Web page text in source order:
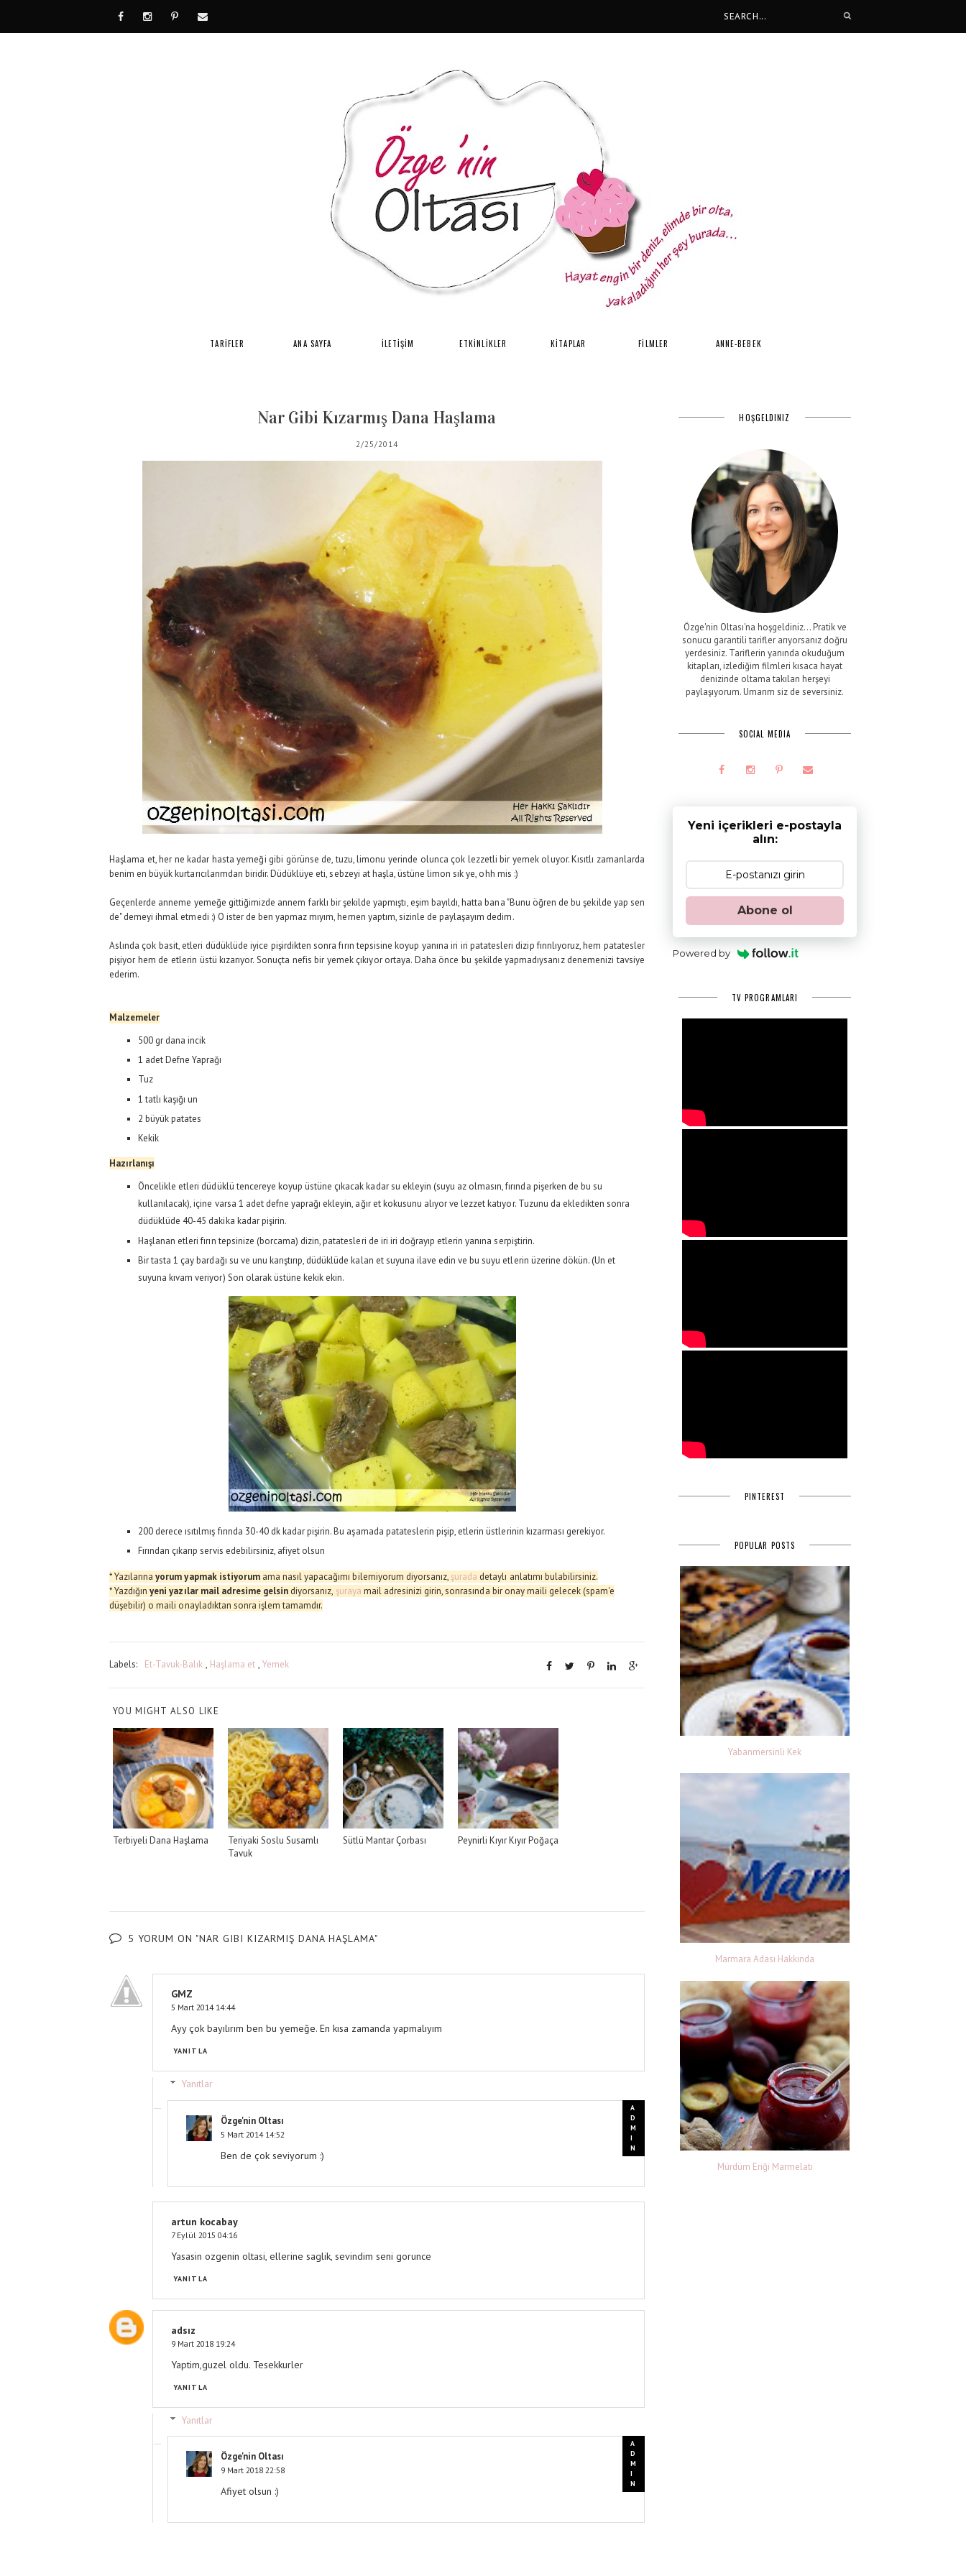
TARİFLER ANA SAYFA İLETİŞİM ETKİNLİKLER KİTAPLAR FİLMLER ANNE-BEBEK
Nar Gibi Kızarmış Dana Haşlama
2/25/2014
Haşlama et, her ne kadar hasta yemeği gibi görünse de, tuzu, limonu yerinde olunca çok lezzetli bir yemek oluyor. Kısıtlı zamanlarda
benim en büyük kurtarıcılarımdan biridir. Düdüklüye eti, sebzeyi at haşla, üstüne limon sık ye, ohh mis :)
Geçenlerde anneme yemeğe gittiğimizde annem farklı bir şekilde yapmıştı, eşim bayıldı, hatta bana "Bunu öğren de bu şekilde yap sen
de" demeyi ihmal etmedi :) O ister de ben yapmaz mıyım, hemen yaptım, sizinle de paylaşayım dedim.
Aslında çok basit, etleri düdüklüde iyice pişirdikten sonra fırın tepsisine koyup yanına iri iri patatesleri dizip fırınlıyoruz, hem patatesler
pişiyor hem de etlerin üstü kızarıyor. Sonuçta nefis bir yemek çıkıyor ortaya. Daha önce bu şekilde yapmadıysanız denemenizi tavsiye
ederim.
Malzemeler
500 gr dana incik
1 adet Defne Yaprağı
Tuz
1 tatlı kaşığı un
2 büyük patates
Kekik
Hazırlanışı
Öncelikle etleri düdüklü tencereye koyup üstüne çıkacak kadar su ekleyin (suyu az olmasın, fırında pişerken de bu su
kullanılacak), içine varsa 1 adet defne yaprağı ekleyin, ağır et kokusunu alıyor ve lezzet katıyor. Tuzunu da ekledikten sonra
düdüklüde 40-45 dakika kadar pişirin.
Haşlanan etleri fırın tepsinize (borcama) dizin, patatesleri de iri iri doğrayıp etlerin yanına serpiştirin.
Bir tasta 1 çay bardağı su ve unu karıştırıp, düdüklüde kalan et suyuna ilave edin ve bu suyu etlerin üzerine dökün. (Un et
suyuna kıvam veriyor) Son olarak üstüne kekik ekin.
200 derece ısıtılmış fırında 30-40 dk kadar pişirin. Bu aşamada patateslerin pişip, etlerin üstlerinin kızarması gerekiyor.
Fırından çıkarıp servis edebilirsiniz, afiyet olsun
* Yazılarınayorum yapmak istiyorumama nasıl yapacağımı bilemiyorum diyorsanız, şurada detaylı anlatımı bulabilirsiniz.
* Yazdığınyeni yazılar mail adresime gelsin diyorsanız, şuraya mail adresinizi girin, sonrasında bir onay maili gelecek (spam'e
düşebilir) o maili onayladıktan sonra işlem tamamdır.
Labels: Et-Tavuk-Balık , Haşlama et , Yemek
YOU MIGHT ALSO LIKE
Terbiyeli Dana Haşlama
Teriyaki Soslu Susamlı
Tavuk
Sütlü Mantar Çorbası Peynirli Kıyır Kıyır Poğaça
5 YORUM ON "NAR GIBI KIZARMIŞ DANA HAŞLAMA"
GMZ
5 Mart 2014 14:44
Ayy çok bayılırım ben bu yemeğe. En kısa zamanda yapmalıyım
YANITLA
Yanıtlar
Özge'nin Oltası
5 Mart 2014 14:52
Ben de çok seviyorum :)
artun kocabay
7 Eylül 2015 04:16
Yasasin ozgenin oltasi, ellerine saglik, sevindim seni gorunce
YANITLA
adsız
9 Mart 2018 19:24
Yaptim,guzel oldu. Tesekkurler
YANITLA
Yanıtlar
Özge'nin Oltası
9 Mart 2018 22:58
Afiyet olsun :)
HOŞGELDINIZ
Özge'nin Oltası'na hoşgeldiniz... Pratik ve
sonucu garantili tarifler arıyorsanız doğru
yerdesiniz. Tariflerin yanında okuduğum
kitapları, izlediğim filmleri kısaca hayat
denizinde oltama takılan herşeyi
paylaşıyorum. Umarım siz de seversiniz.
SOCIAL MEDIA
Yeni içerikleri e-postayla
alın:
Abone ol
Powered by
TV PROGRAMLARI
PINTEREST
POPULAR POSTS
Yabanmersinli Kek
Marmara Adası Hakkında
Mürdüm Eriği Marmelatı